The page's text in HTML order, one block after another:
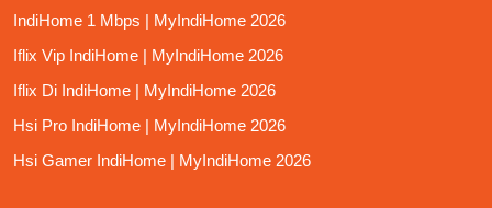
IndiHome 1 Mbps | MyIndiHome 2026
Iflix Vip IndiHome | MyIndiHome 2026
Iflix Di IndiHome | MyIndiHome 2026
Hsi Pro IndiHome | MyIndiHome 2026
Hsi Gamer IndiHome | MyIndiHome 2026